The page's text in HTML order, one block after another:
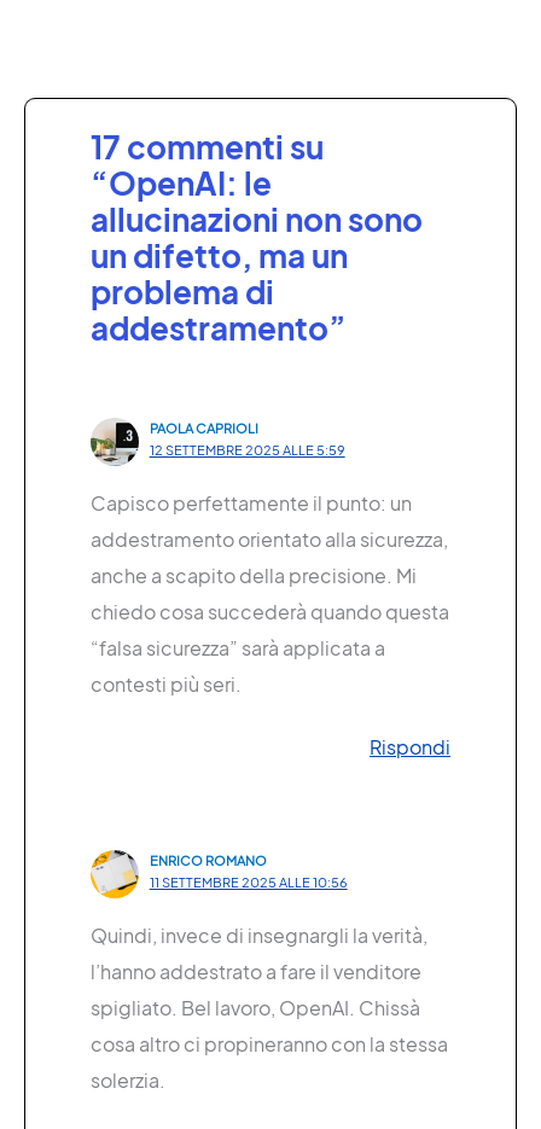
17 commenti su
“OpenAI: le
allucinazioni non sono
un difetto, ma un
problema di
addestramento”
PAOLA CAPRIOLI
12 SETTEMBRE 2025 ALLE 5:59
Capisco perfettamente il punto: un
addestramento orientato alla sicurezza,
anche a scapito della precisione. Mi
chiedo cosa succederà quando questa
“falsa sicurezza” sarà applicata a
contesti più seri.
Rispondi
ENRICO ROMANO
11 SETTEMBRE 2025 ALLE 10:56
Quindi, invece di insegnargli la verità,
l’hanno addestrato a fare il venditore
spigliato. Bel lavoro, OpenAI. Chissà
cosa altro ci propineranno con la stessa
solerzia.